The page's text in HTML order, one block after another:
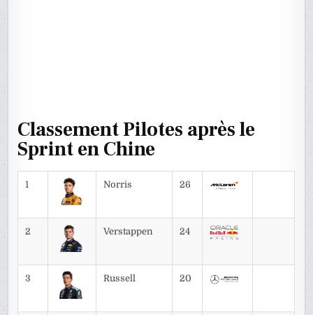
Classement Pilotes après le
Sprint en Chine
1 Norris 26
2 Verstappen 24
3 Russell 20